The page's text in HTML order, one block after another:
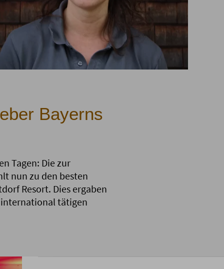
Bayerns
Tagen: Die zur
nun zu den besten
Resort. Dies ergaben
international tätigen